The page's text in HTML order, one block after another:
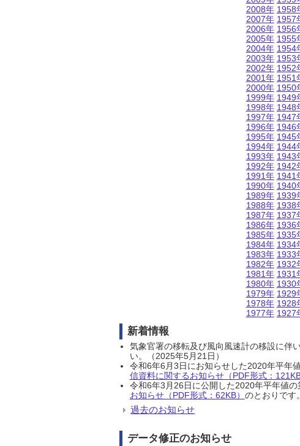
2008年
2007年
2006年
2005年
2004年
2003年
2002年
2001年
2000年
1999年
1998年
1997年
1996年
1995年
1994年
1993年
1992年
1991年
1990年
1989年
1988年
1987年
1986年
1985年
1984年
1983年
1982年
1981年
1980年
1979年
1978年
1977年
1958
1957
1956
1955
1954
1953
1952
1951
1950
1949
1948
1947
1946
1945
1944
1943
1942
1941
1940
1939
1938
1937
1936
1935
1934
1933
1932
1931
1930
1929
1928
1927
新着情報
気象官署の移転及び風向風速計の移設に伴
い。（2025年5月21日）
令和6年6月3日にお知らせした2020年平年
信資料に関するお知らせ（PDF形式：121KB
令和6年3月26日に公開した2020年平年値
お知らせ（PDF形式：62KB） のとおりです
過去のお知らせ
データ修正のお知らせ